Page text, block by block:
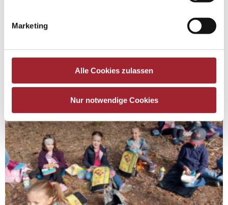
Marketing
Alle Cookies zulassen
Nur notwendige Cookies